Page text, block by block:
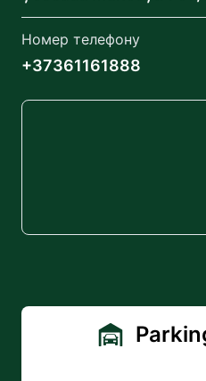
Номер телефону
+37361161888